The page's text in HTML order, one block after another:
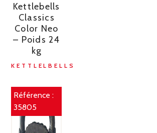
Kettlebells
Classics
Color Neo
– Poids 24
kg
KETTLELBELLS
Référence :
35805